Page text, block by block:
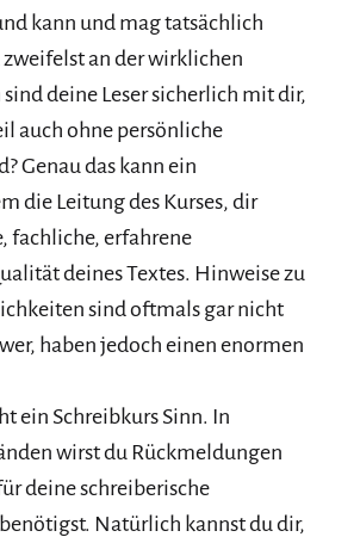
kann und mag tatsächlich
an der wirklichen
deine Leser sicherlich mit dir,
auch ohne persönliche
Genau das kann ein
die Leitung des Kurses, dir
fachliche, erfahrene
deines Textes. Hinweise zu
sind oftmals gar nicht
haben jedoch einen enormen
ein Schreibkurs Sinn. In
wirst du Rückmeldungen
deine schreiberische
Natürlich kannst du dir,